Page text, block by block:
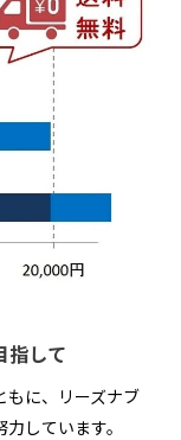
指して
もに、リーズナブ
しています。